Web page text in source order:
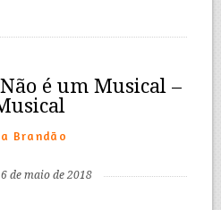
é um Musical –
Brandão
de maio de 2018